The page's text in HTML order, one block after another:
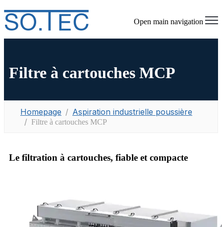
Open main navigation
Filtre à cartouches MCP
Homepage Aspiration industrielle poussière
Filtre à cartouches MCP
Le filtration à cartouches, fiable et compacte